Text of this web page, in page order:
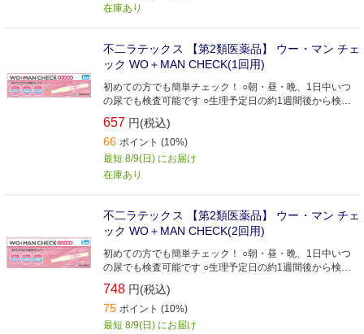
在庫あり
不二ラテックス 【第2類医薬品】 ウー・マン チェ
ック WO＋MAN CHECK(1回用)
初めての方でも簡単チェック！ ○朝・昼・晩、1日中いつ
の尿でも検査可能です ○生理予定日の約1週間後から検査
657 円(税込)
66 ポイント (10%)
最短 8/9(日) にお届け
在庫あり
不二ラテックス 【第2類医薬品】 ウー・マン チェ
ック WO＋MAN CHECK(2回用)
初めての方でも簡単チェック！ ○朝・昼・晩、1日中いつ
の尿でも検査可能です ○生理予定日の約1週間後から検査
748 円(税込)
75 ポイント (10%)
最短 8/9(日) にお届け